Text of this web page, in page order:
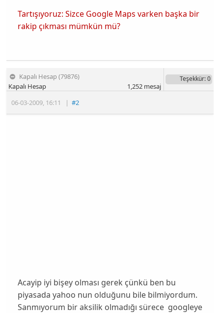
Tartışıyoruz: Sizce Google Maps varken başka bir
rakip çıkması mümkün mü?
Kapalı Hesap (79876)
06-03-2009, 16:11 |#2
Kapalı Hesap
Teşekkür: 0
1,252mesaj
Acayip iyi bişey olması gerek çünkü ben bu
piyasada yahoo nun olduğunu bile bilmiyordum.
Sanmıyorum bir aksilik olmadığı sürece googleye